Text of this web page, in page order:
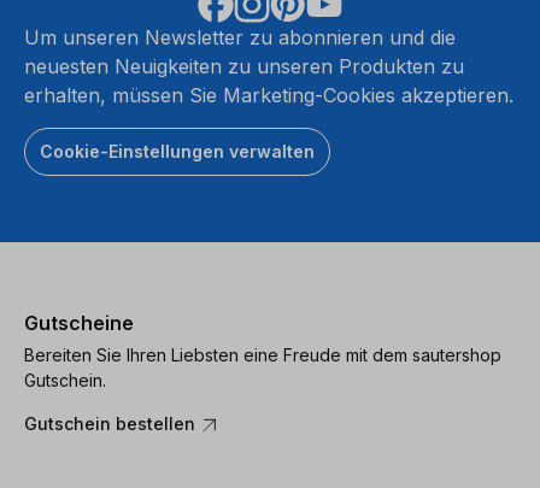
Um unseren Newsletter zu abonnieren und die
neuesten Neuigkeiten zu unseren Produkten zu
erhalten, müssen Sie Marketing-Cookies akzeptieren.
Cookie-Einstellungen verwalten
Gutscheine
Bereiten Sie Ihren Liebsten eine Freude mit dem sautershop
Gutschein.
Gutschein bestellen